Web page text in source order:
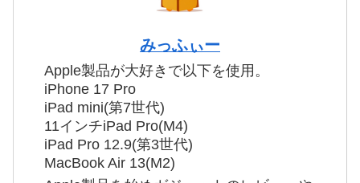
みっふぃー
Apple製品が大好きで以下を使用。
iPhone 17 Pro
iPad mini(第7世代)
11インチiPad Pro(M4)
iPad Pro 12.9(第3世代)
MacBook Air 13(M2)